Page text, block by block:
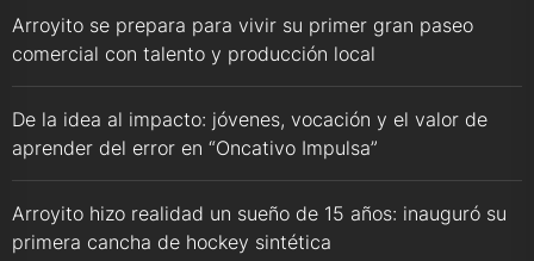
Arroyito se prepara para vivir su primer gran paseo
comercial con talento y producción local
De la idea al impacto: jóvenes, vocación y el valor de
aprender del error en “Oncativo Impulsa”
Arroyito hizo realidad un sueño de 15 años: inauguró su
primera cancha de hockey sintética